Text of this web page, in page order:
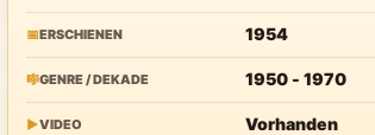
📅ERSCHIENEN 1954
🎼GENRE / DEKADE 1950 - 1970
▶VIDEO Vorhanden